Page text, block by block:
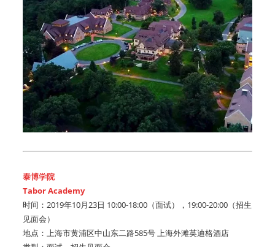
泰博学院
Tabor Academy
时间：2019年10月23日 10:00-18:00（面试），19:00-20:00（招生
见面会）
地点：上海市黄浦区中山东二路585号 上海外滩英迪格酒店